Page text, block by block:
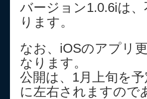
バージョン1.0.6iは
ります。
なお、iOSのアプリ
なります。
公開は、1月上旬を
に左右されますので